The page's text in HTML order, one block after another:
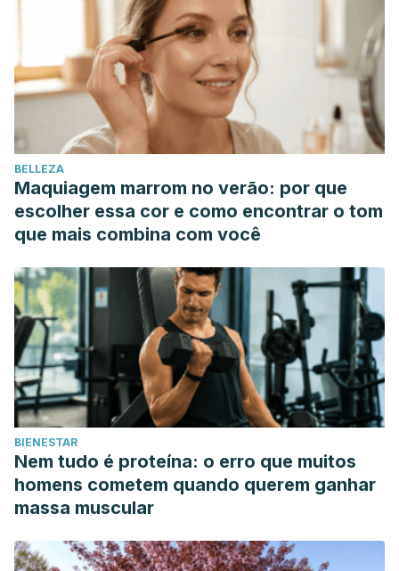
BELLEZA
Maquiagem marrom no verão: por que
escolher essa cor e como encontrar o tom
que mais combina com você
BIENESTAR
Nem tudo é proteína: o erro que muitos
homens cometem quando querem ganhar
massa muscular